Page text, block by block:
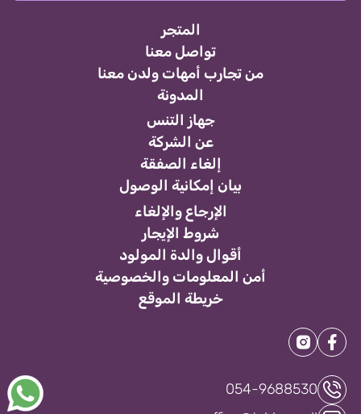
المتجر
تواصل معنا
من تجارب أمهات ولدن معنا
المدونة
جهاز التنس
عن الشركة
إلغاء الصفقة
بيان إمكانية الوصول
الإرجاع والإلغاء
شروط الإيجار
أقوال والدة المولود
أمن المعلومات والخصوصية
خريطة الموقع
054-9688530